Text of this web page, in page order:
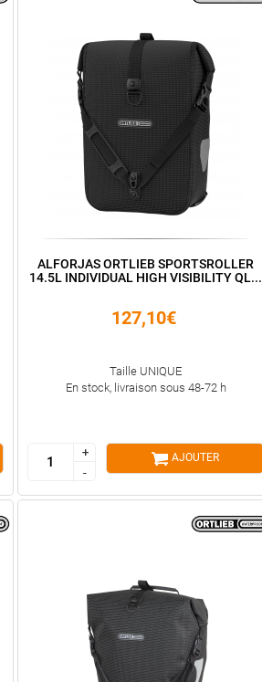
ALFORJAS ORTLIEB SPORTSROLLER
14.5L INDIVIDUAL HIGH VISIBILITY QL...
127,10€
Taille UNIQUE
En stock, livraison sous 48-72 h
+
-
+
-
AJOUTER